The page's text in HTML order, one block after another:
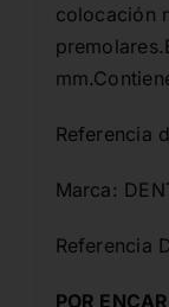
colocación
Referencia
Marca:
Referencia
POR